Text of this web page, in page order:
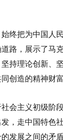
终把为中国人
路，展示了马
持理论创新、
创造的精神财
会主义初级阶
，走中国特色
发展之间的矛